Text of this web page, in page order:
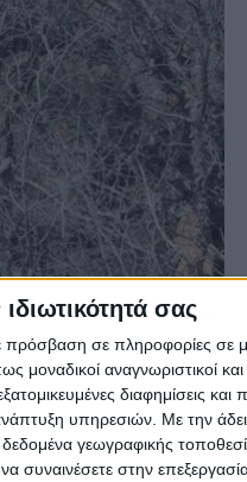
σας
πρόσβαση σε πληροφορίες
μοναδικοί αναγνωριστικοί
διαφημίσεις και
υπηρεσιών. Με την
γεωγραφικής
συναινέσετε στην